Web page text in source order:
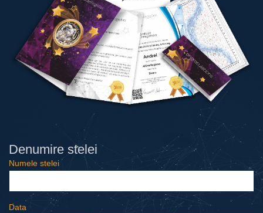
Denumire stelei
Numele stelei
Data